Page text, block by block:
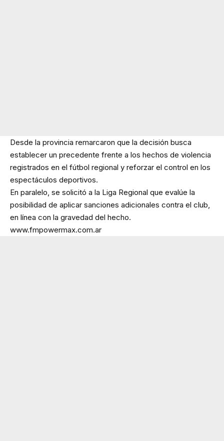
Desde la provincia remarcaron que la decisión busca
establecer un precedente frente a los hechos de violencia
registrados en el fútbol regional y reforzar el control en los
espectáculos deportivos.
En paralelo, se solicitó a la Liga Regional que evalúe la
posibilidad de aplicar sanciones adicionales contra el club,
en línea con la gravedad del hecho.
www.fmpowermax.com.ar